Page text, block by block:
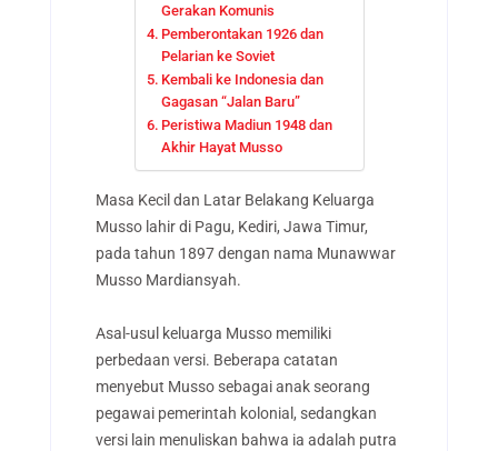
Gerakan Komunis
Pemberontakan 1926 dan
Pelarian ke Soviet
Kembali ke Indonesia dan
Gagasan “Jalan Baru”
Peristiwa Madiun 1948 dan
Akhir Hayat Musso
Masa Kecil dan Latar Belakang Keluarga
Musso lahir di Pagu, Kediri, Jawa Timur,
pada tahun 1897 dengan nama Munawwar
Musso Mardiansyah.
Asal-usul keluarga Musso memiliki
perbedaan versi. Beberapa catatan
menyebut Musso sebagai anak seorang
pegawai pemerintah kolonial, sedangkan
versi lain menuliskan bahwa ia adalah putra